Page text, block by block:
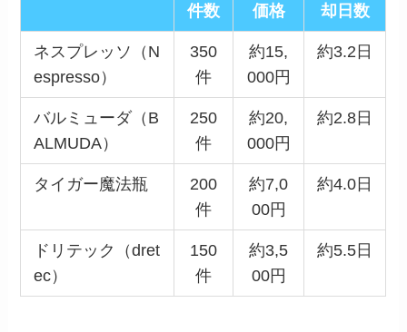
件数
価格
却日数
ネスプレッソ（N
espresso）
350
件
約15,
000円
約3.2日
バルミューダ（B
ALMUDA）
250
件
約20,
000円
約2.8日
タイガー魔法瓶
200
件
約7,0
00円
約4.0日
ドリテック（dret
ec）
150
件
約3,5
00円
約5.5日